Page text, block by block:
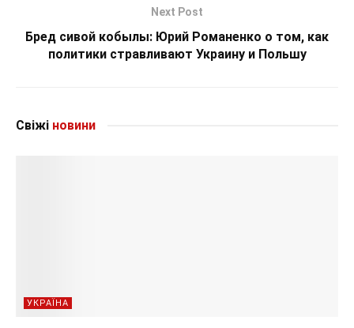
Next Post
Бред сивой кобылы: Юрий Романенко о том, как
политики стравливают Украину и Польшу
Свіжі новини
УКРАЇНА